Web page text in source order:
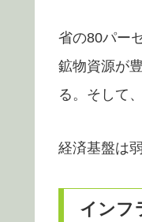
省の80パー
鉱物資源が
る。そして
経済基盤は
インフ